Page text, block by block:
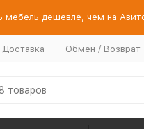
мебель дешевле, чем на
Обмен / Возврат